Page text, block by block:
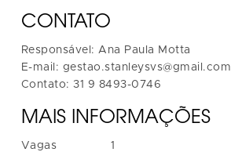
CONTATO
Responsável: Ana Paula Motta
E-mail: gestao.stanleysvs@gmail.com
Contato: 31 9 8493-0746
MAIS INFORMAÇÕES
Vagas
1